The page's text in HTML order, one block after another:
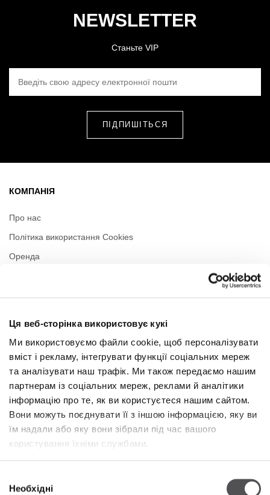
Ця веб-сторінка використовує кукі
Ми використовуємо файли cookie, щоб персоналізувати
вміст і рекламу, інтегрувати функції соціальних мереж
та аналізувати наш трафік. Ми також передаємо нашим
партнерам із соціальних мереж, реклами й аналітики
інформацію про те, як ви користуєтеся нашим сайтом.
Вони можуть поєднувати її з іншою інформацією, яку ви
їм надали або яку вони зібрали під час вашого
користування їхніми службами.
згодиНеобхідні
NEWSLETTER
Станьте VIP
КОМПАНІЯ
Про нас
Політика використання Cookies
Оренда
Понеділок
10:00 - 22:00
Вівторок
10:00 - 22:00
Середа
10:00 - 22:00
П'ятниця
10:00 - 22:00
Субота
10:00 - 22:00
У торгову неділю
Більше інформації